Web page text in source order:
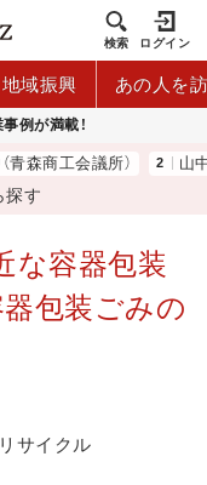
検索 ログイン
地域振興 あの人を
例が満載！
商工会議所） 山中伸
探す
な容器包装
器包装ごみの
サイクル